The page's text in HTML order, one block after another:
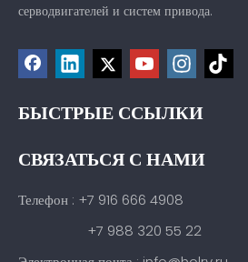
серводвигателей и систем привода.
БЫСТРЫЕ ССЫЛКИ
СВЯЗАТЬСЯ С НАМИ
Телефон : +7 916 666 4908
+7 988 320 55 22